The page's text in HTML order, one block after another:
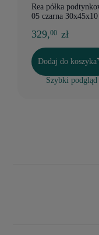
Rea półka
05 czarna 30x45x10
329,00 zł
Dodaj do koszyka
Szybki podgląd